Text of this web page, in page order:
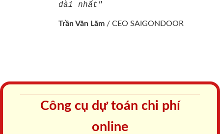
dài nhất"
Trần Văn Lãm / CEO SAIGONDOOR
Công cụ dự toán chi phí
online